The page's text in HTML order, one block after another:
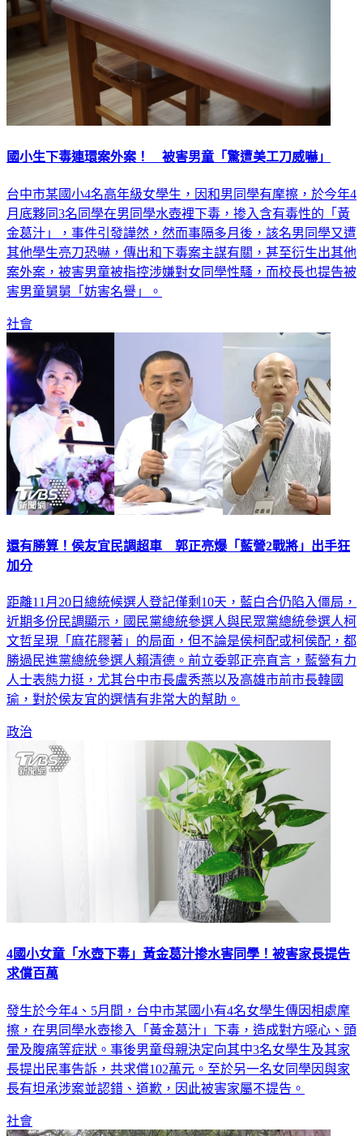
國小生下毒連環案外案！ 被害男童「驚遭美工刀威嚇」
台中市某國小4名高年級女學生，因和男同學有摩擦，於今年4
月底夥同3名同學在男同學水壺裡下毒，掺入含有毒性的「黃
金葛汁」，事件引發譁然，然而事隔多月後，該名男同學又遭
其他學生亮刀恐嚇，傳出和下毒案主謀有關，甚至衍生出其他
案外案，被害男童被指控涉嫌對女同學性騷，而校長也提告被
害男童舅舅「妨害名譽」。
社會
還有勝算！侯友宜民調超車 郭正亮爆「藍營2戰將」出手狂
加分
距離11月20日總統候選人登記僅剩10天，藍白合仍陷入僵局，
近期多份民調顯示，國民黨總統參選人與民眾黨總統參選人柯
文哲呈現「麻花膠著」的局面，但不論是侯柯配或柯侯配，都
勝過民進黨總統參選人賴清德。前立委郭正亮直言，藍營有力
人士表態力挺，尤其台中市長盧秀燕以及高雄市前市長韓國
瑜，對於侯友宜的選情有非常大的幫助。
政治
4國小女童「水壺下毒」黃金葛汁掺水害同學！被害家長提告
求償百萬
發生於今年4、5月間，台中市某國小有4名女學生傳因相處摩
擦，在男同學水壺掺入「黃金葛汁」下毒，造成對方噁心、頭
暈及腹痛等症狀。事後男童母親決定向其中3名女學生及其家
長提出民事告訴，共求償102萬元。至於另一名女同學因與家
長有坦承涉案並認錯、道歉，因此被害家屬不提告。
社會